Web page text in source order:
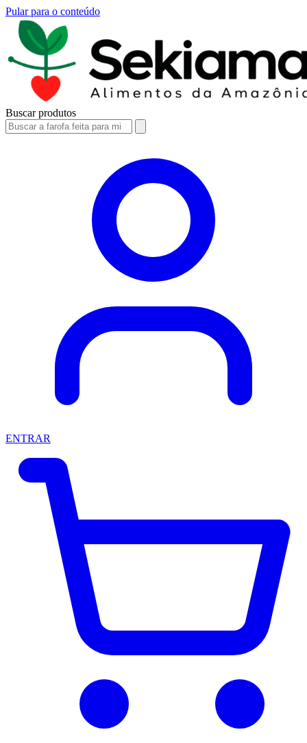
Pular para o conteúdo
Buscar produtos
ENTRAR